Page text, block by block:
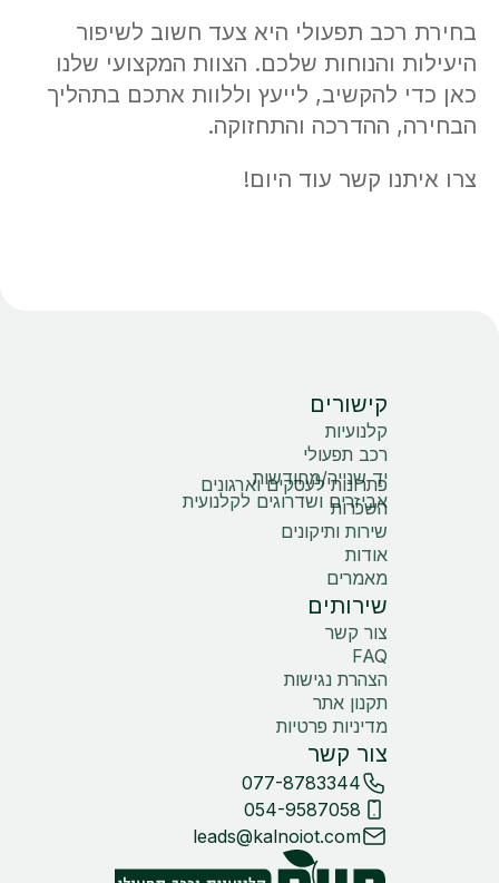
בחירת רכב תפעולי היא צעד חשוב לשיפור
היעילות והנוחות שלכם. הצוות המקצועי שלנו
כאן כדי להקשיב, לייעץ וללוות אתכם בתהליך
הבחירה, ההדרכה והתחזוקה.
צרו איתנו קשר עוד היום!
קישורים
קלנועיות
רכב תפעולי
יד שנייה/מחודשות
אביזרים ושדרוגים לקלנועית
פתרונות לעסקים וארגונים
השכרות
שירות ותיקונים
אודות
מאמרים
שירותים
צור קשר
FAQ
הצהרת נגישות
תקנון אתר
מדיניות פרטיות
צור קשר
077-8783344
054-9587058
leads@kalnoiot.com